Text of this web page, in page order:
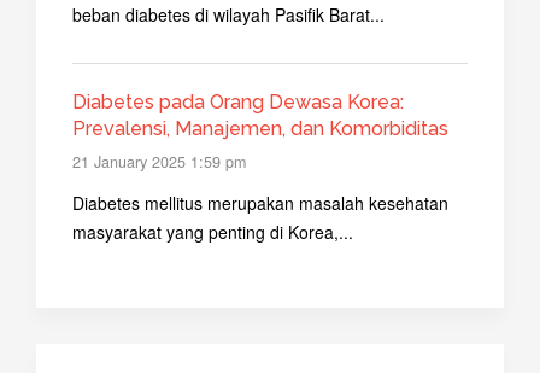
beban diabetes di wilayah Pasifik Barat...
Diabetes pada Orang Dewasa Korea:
Prevalensi, Manajemen, dan Komorbiditas
21 January 2025 1:59 pm
Diabetes mellitus merupakan masalah kesehatan
masyarakat yang penting di Korea,...